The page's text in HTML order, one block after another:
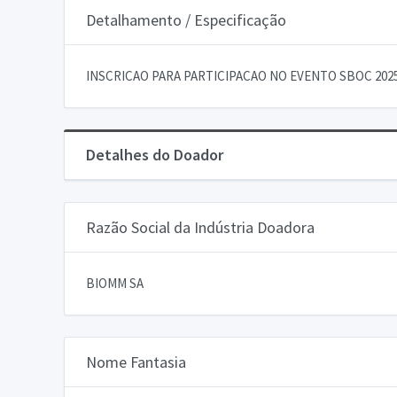
Detalhamento / Especificação
INSCRICAO PARA PARTICIPACAO NO EVENTO SBOC
Detalhes do Doador
Razão Social da Indústria Doadora
BIOMM SA
Nome Fantasia